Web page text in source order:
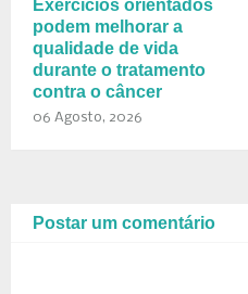
Exercícios orientados
podem melhorar a
qualidade de vida
durante o tratamento
contra o câncer
06 Agosto, 2026
Postar um comentário